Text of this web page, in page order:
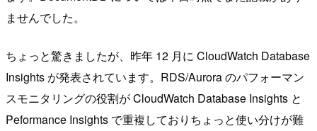
ませんでした。
ちょっと驚きましたが、昨年 12 月に CloudWatch Database
Insights が発表されています。RDS/Aurora のパフォーマン
スモニタリングの役割が CloudWatch Database Insights と
Peformance Insights で重複しておりちょっと使い分けが難